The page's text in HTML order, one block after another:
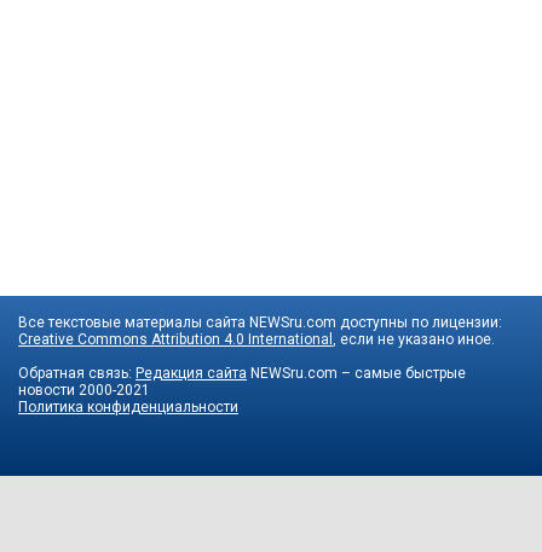
Все текстовые материалы сайта NEWSru.com доступны по лицензии:
Creative Commons Attribution 4.0 International , если не указано иное.
Обратная связь: Редакция сайта NEWSru.com – самые быстрые
новости 2000-2021
Политика конфиденциальности